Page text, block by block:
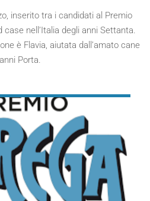
inserito tra i candidati al Premio
nell’Italia degli anni Settanta.
è Flavia, aiutata dall’amato cane
Porta.